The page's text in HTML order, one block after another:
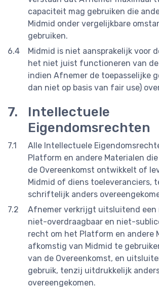
capaciteit mag gebruiken die
Midmid onder vergelijkbare
gebruiken.
Midmid is niet aansprakelijk voor
het niet juist functioneren van
indien Afnemer de toepasselijke
dan niet op basis van fair use)
Intellectuele
Eigendomsrechten
Alle Intellectuele
Platform en andere Materialen
de Overeenkomst ontwikkelt of
Midmid of diens toeleveranciers,
schriftelijk anders
Afnemer verkrijgt uitsluitend
niet-overdraagbaar en niet-
recht om het Platform en andere
afkomstig van Midmid te
van de Overeenkomst, en
gebruik, tenzij uitdrukkelijk
overeengekomen.